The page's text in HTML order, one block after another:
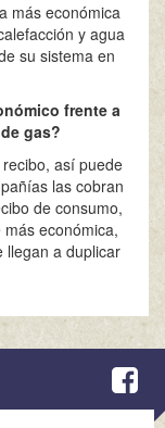
más económica
y agua
su sistema en
frente a
gas?
así puede
las cobran
de consumo,
económica,
llegan a duplicar